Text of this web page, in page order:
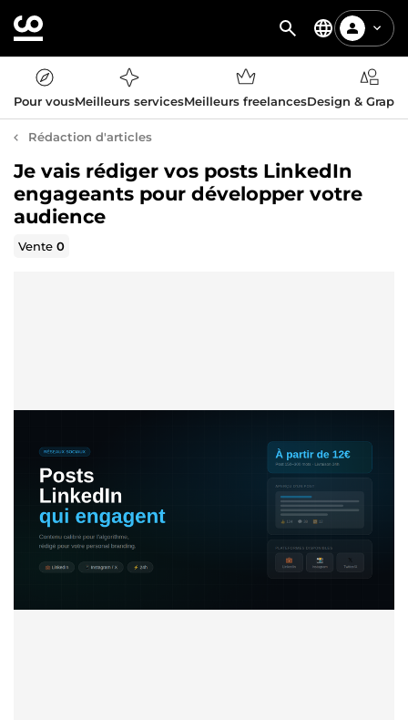
Pour vousMeilleurs servicesMeilleurs freelancesDesign &
Rédaction d'articles
Je vais rédiger vos posts LinkedIn
engageants pour développer votre
audience
Vente0